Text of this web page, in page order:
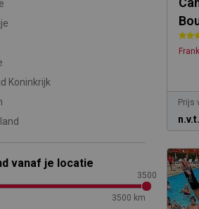
Prijs
n.v.t.
Koninkrijk
vanaf je locatie
3500
3500 km